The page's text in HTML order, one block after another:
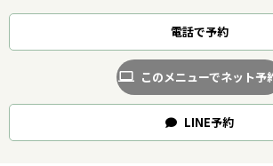
電話で予約
このメニューでネット予
LINE予約